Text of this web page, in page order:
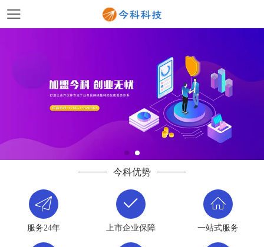
今科优势
服务24年 上市企业保障 一站式服务